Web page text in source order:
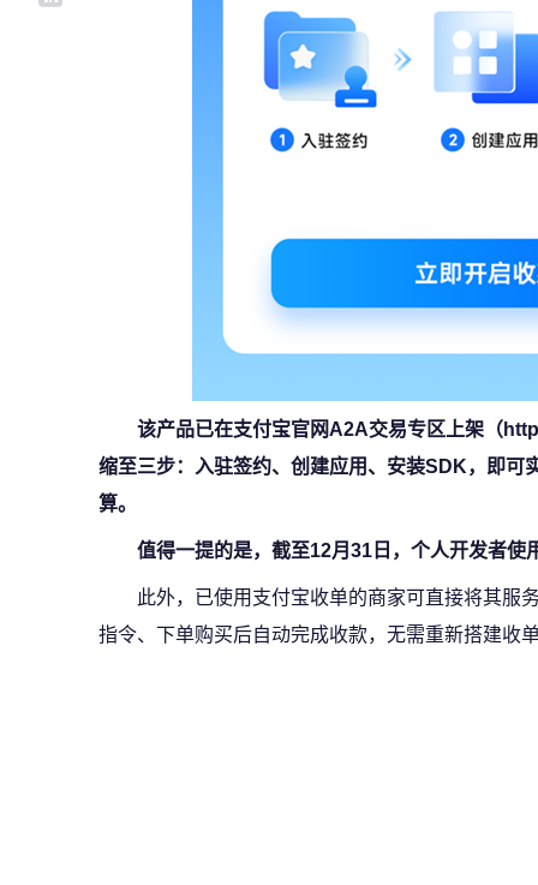
该产品已在支付宝官网A2A交易专区上架（
缩至三步：入驻签约、创建应用、安装SDK，即可
算。
值得一提的是，截至12月31日，个人开发者使
此外，已使用支付宝收单的商家可直接将其服
指令、下单购买后自动完成收款，无需重新搭建收